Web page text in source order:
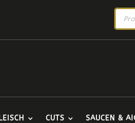
CUTS SAUCEN &